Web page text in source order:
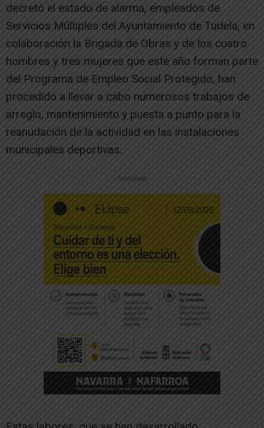
decretó el estado de alarma, empleados de
Servicios Múltiples del Ayuntamiento de Tudela, en
colaboración la Brigada de Obras y de los cuatro
hombres y tres mujeres que este año forman parte
del Programa de Empleo Social Protegido, han
procedido a llevar a cabo numerosos trabajos de
arreglo, mantenimiento y puesta a punto para la
reanudación de la actividad en las instalaciones
municipales deportivas.
-- Publicidad --